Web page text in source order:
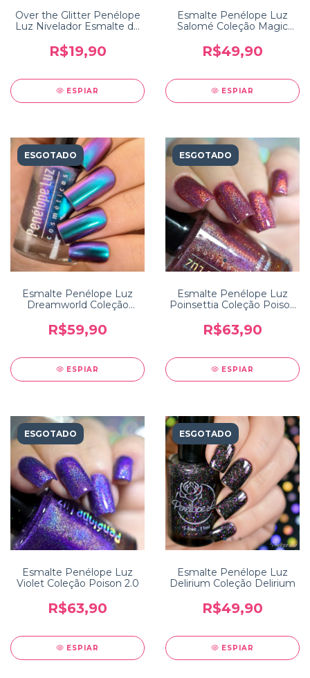
Over the Glitter Penélope
Luz Nivelador Esmalte de
R$19,90
ESPIAR
Esmalte Penélope Luz
Salomé Coleção Magic
R$49,90
ESPIAR
ESGOTADO
Esmalte Penélope Luz
Dreamworld Coleção
R$59,90
ESPIAR
ESGOTADO
Esmalte Penélope Luz
Poinsettia Coleção Poison
R$63,90
ESPIAR
ESGOTADO
Esmalte Penélope Luz
Violet Coleção Poison 2.0
R$63,90
ESPIAR
ESGOTADO
Esmalte Penélope Luz
Delirium Coleção Delirium
R$49,90
ESPIAR